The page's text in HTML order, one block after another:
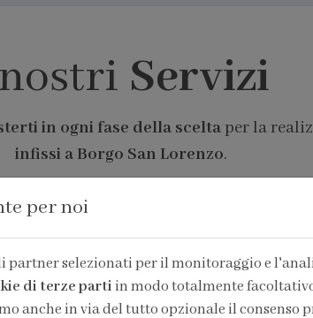
Servizi
in ogni fase della sceltaper la
infissi a Borgo San Lorenzo.
per noi
partner selezionati per il monitoraggio e
di terze partiin modo totalmente
anche in via del tutto opzionale il consenso